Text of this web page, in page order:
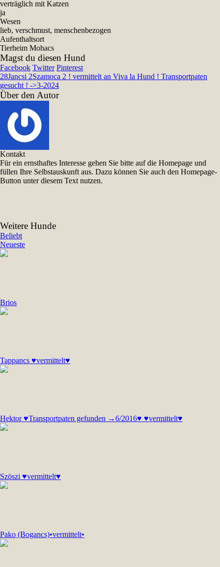
verträglich mit Katzen
ja
Wesen
lieb, verschmust, menschenbezogen
Aufenthaltsort
Tierheim Mohacs
Magst du diesen Hund
Facebook Twitter Pinterest
28Jancsi 2Szamoca 2 ! vermittelt an Viva la Hund ! Transportpaten
gesucht ! ->3-2024
Über den Autor
Kontakt
Für ein ernsthaftes Interesse gehen Sie bitte auf die Homepage und
füllen Ihre Selbstauskunft aus. Dazu können Sie auch den Homepage-
Button unter diesem Text nutzen.
Weitere Hunde
Beliebt
Neueste
Brios
Tappancs ♥vermittelt♥
Hektor ♥Transportpaten gefunden →6/2016♥ ♥vermittelt♥
Szöszi ♥vermittelt♥
Pako (Bogancs)•vermittelt•